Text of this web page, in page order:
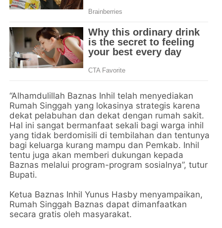
“Alhamdulillah Baznas Inhil telah menyediakan
Rumah Singgah yang lokasinya strategis karena
dekat pelabuhan dan dekat dengan rumah sakit.
Hal ini sangat bermanfaat sekali bagi warga inhil
yang tidak berdomisili di tembilahan dan tentunya
bagi keluarga kurang mampu dan Pemkab. Inhil
tentu juga akan memberi dukungan kepada
Baznas melalui program-program sosialnya”, tutur
Bupati.
Ketua Baznas Inhil Yunus Hasby menyampaikan,
Rumah Singgah Baznas dapat dimanfaatkan
secara gratis oleh masyarakat.